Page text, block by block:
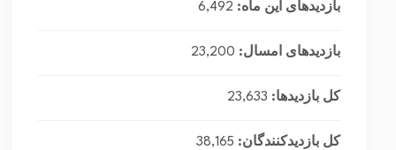
بازدیدهای این ماه: 6,492
بازدیدهای امسال: 23,200
کل بازدیدها: 23,633
کل بازدیدکنند‌گان: 38,165